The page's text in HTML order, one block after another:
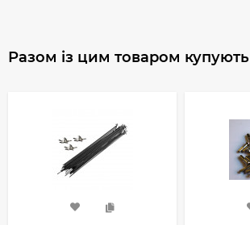
Разом із цим товаром купують